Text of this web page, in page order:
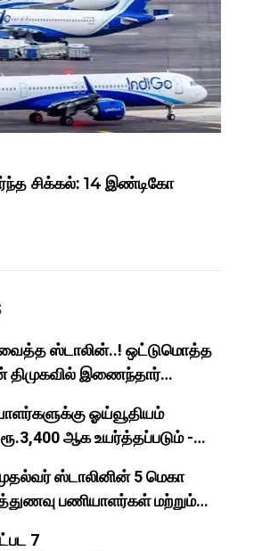
சிக்கல்: 14 இண்டிகோ
வைத்த ஸ்டாலின்..! ஒட்டுமொத்த
இணைந்தார்
ஓய்வூதியம்
ரூ.3,400 ஆக உயர்த்தப்படும் -
ஸ்டாலினின் 5 மெகா
பணியாளர்கள் மற்றும்
7